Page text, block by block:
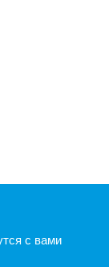
с вами